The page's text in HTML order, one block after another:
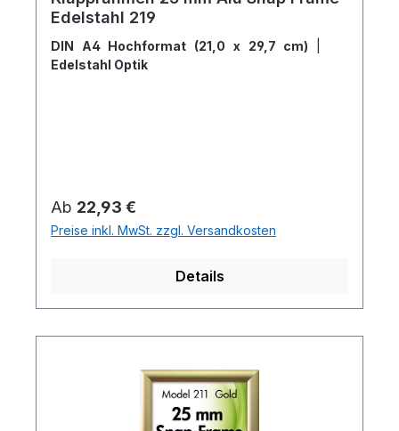
Edelstahl 219
DIN A4 Hochformat (21,0 x 29,7 cm)
Edelstahl Optik
Regulärer Preis:
Ab 22,93 €
Preise inkl. MwSt. zzgl. Versandkosten
Details